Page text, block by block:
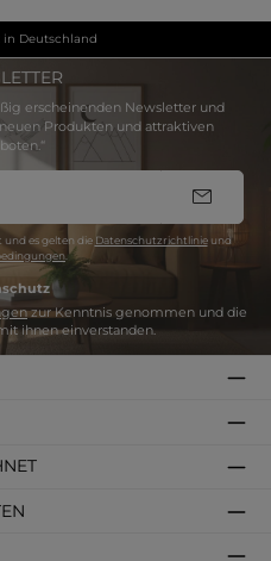
in Deutschland
erscheinenden Newsletter und
Produkten und attraktiven
und es gelten die Datenschutzrichtlinieund
zur Kenntnis genommen und die
ihnen einverstanden.